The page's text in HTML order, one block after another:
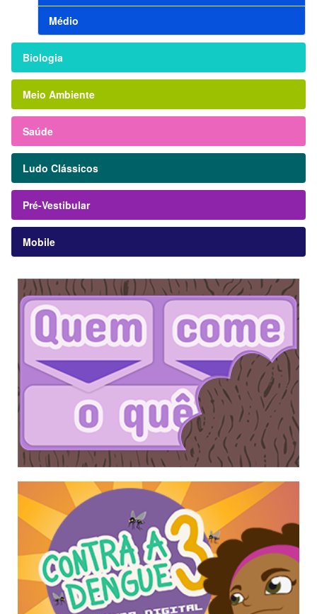
Médio
Biologia
Meio Ambiente
Saúde
Ludo Clássicos
Pré-Vestibular
Mobile